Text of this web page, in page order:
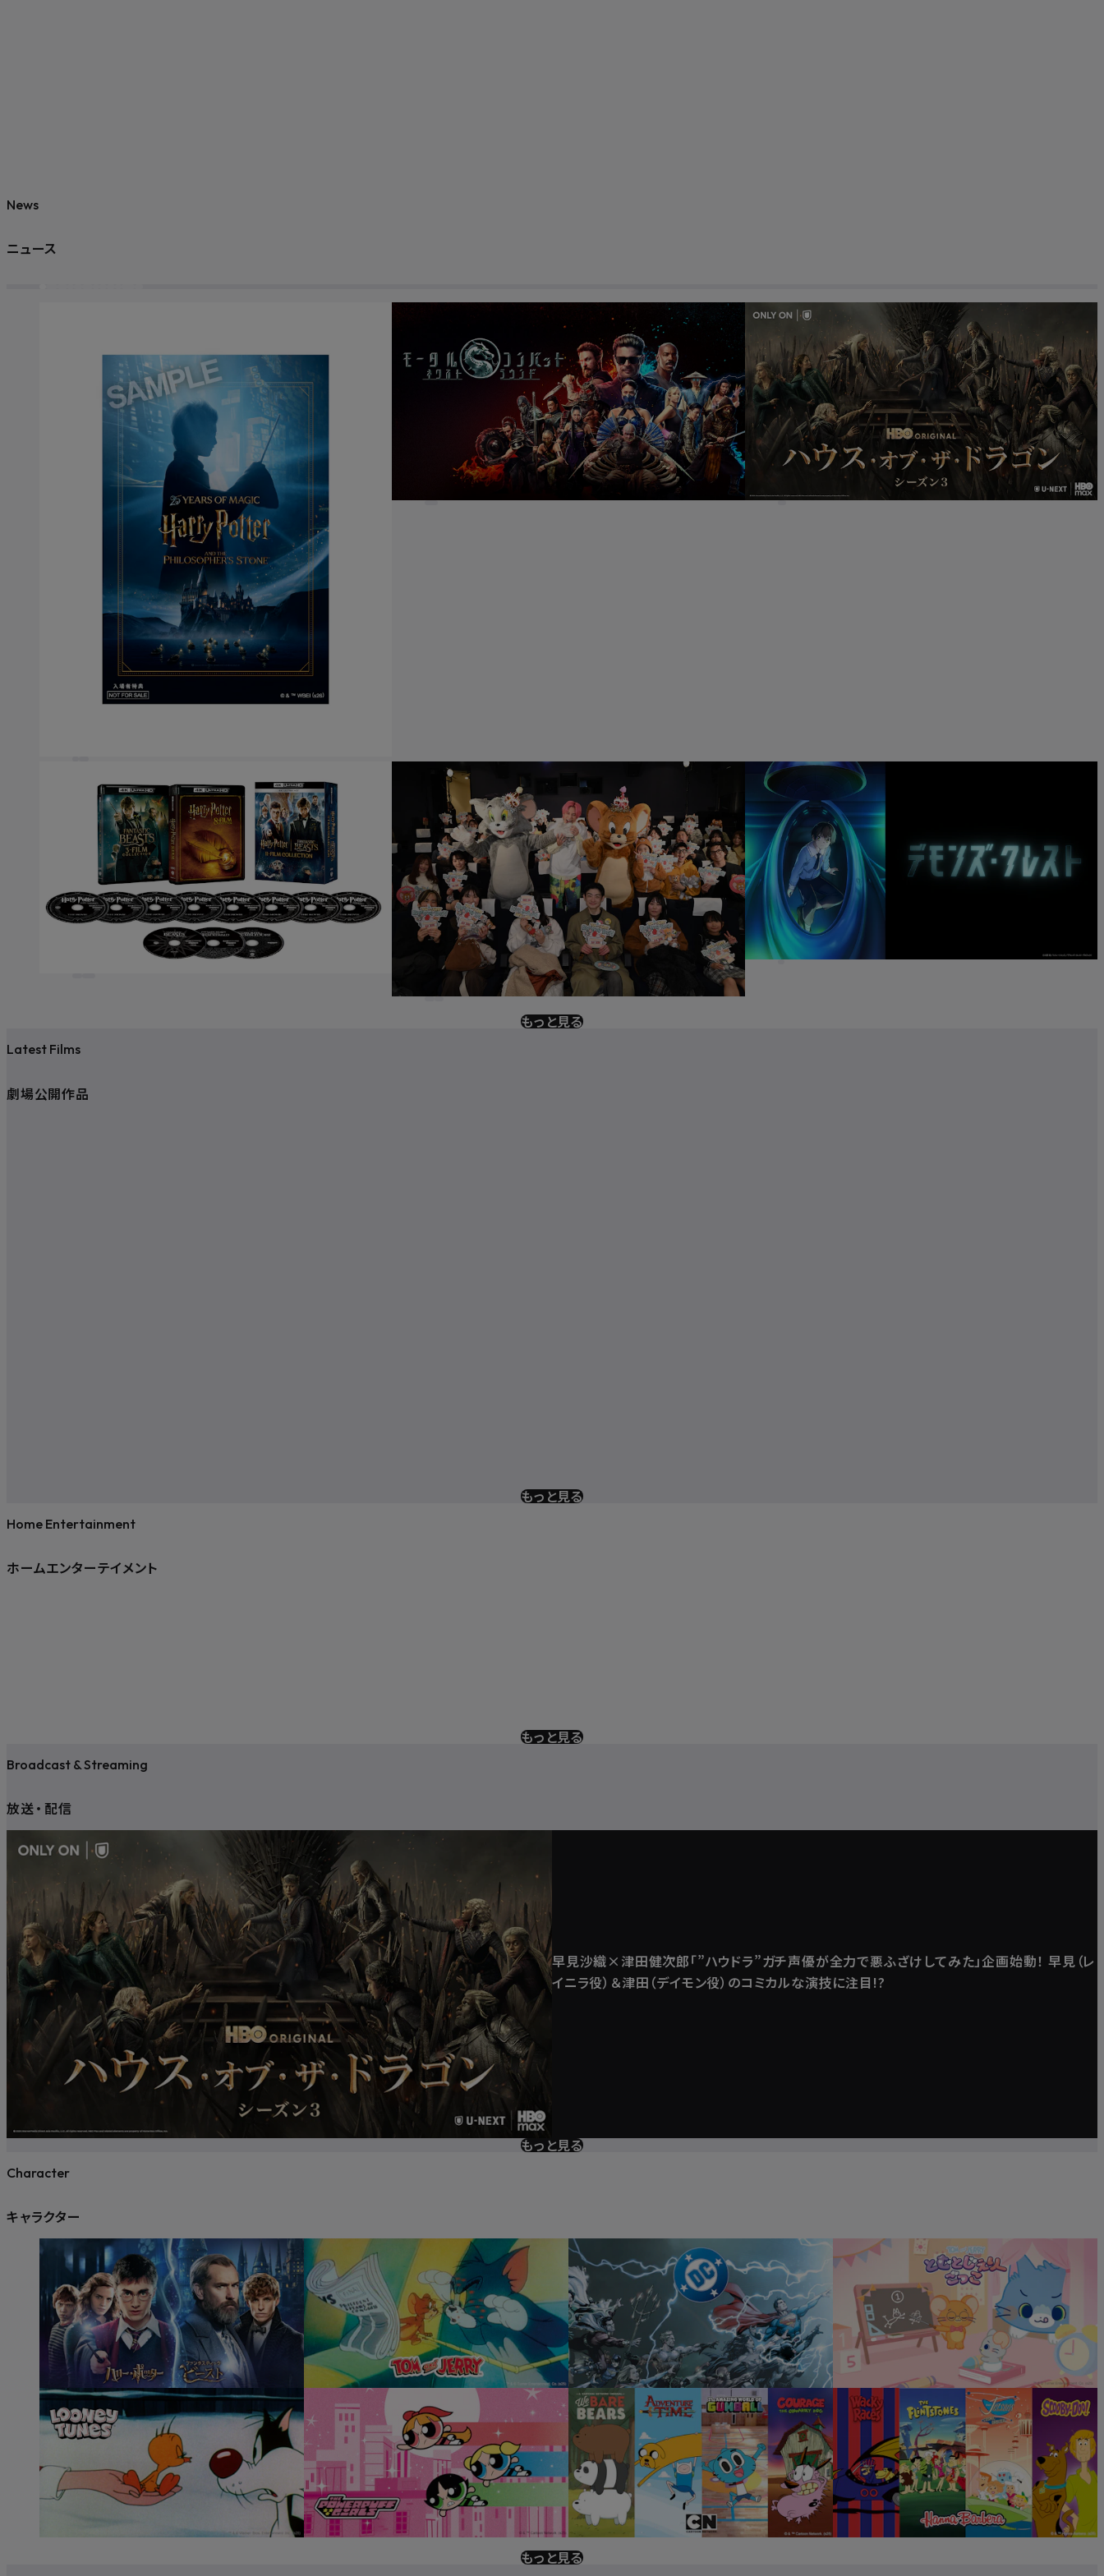
News
ニュース
もっと見る
Latest Films
劇場公開作品
もっと見る
Home Entertainment
ホームエンターテイメント
もっと見る
Broadcast & Streaming
放送・ 配信
早見沙織×津田健次郎「”ハウドラ”ガチ声優が全力で悪ふざけしてみた」企画始動！ 早見（レ
イニラ役）＆津田（デイモン役）のコミカルな演技に注目!?
もっと見る
Character
キャラクター
もっと見る